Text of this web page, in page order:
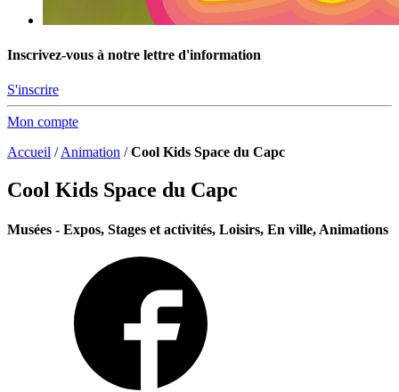
Inscrivez-vous à notre lettre d'information
S'inscrire
Mon compte
Accueil /Animation /Cool Kids Space du Capc
Cool Kids Space du Capc
Musées - Expos, Stages et activités, Loisirs, En ville, Animations